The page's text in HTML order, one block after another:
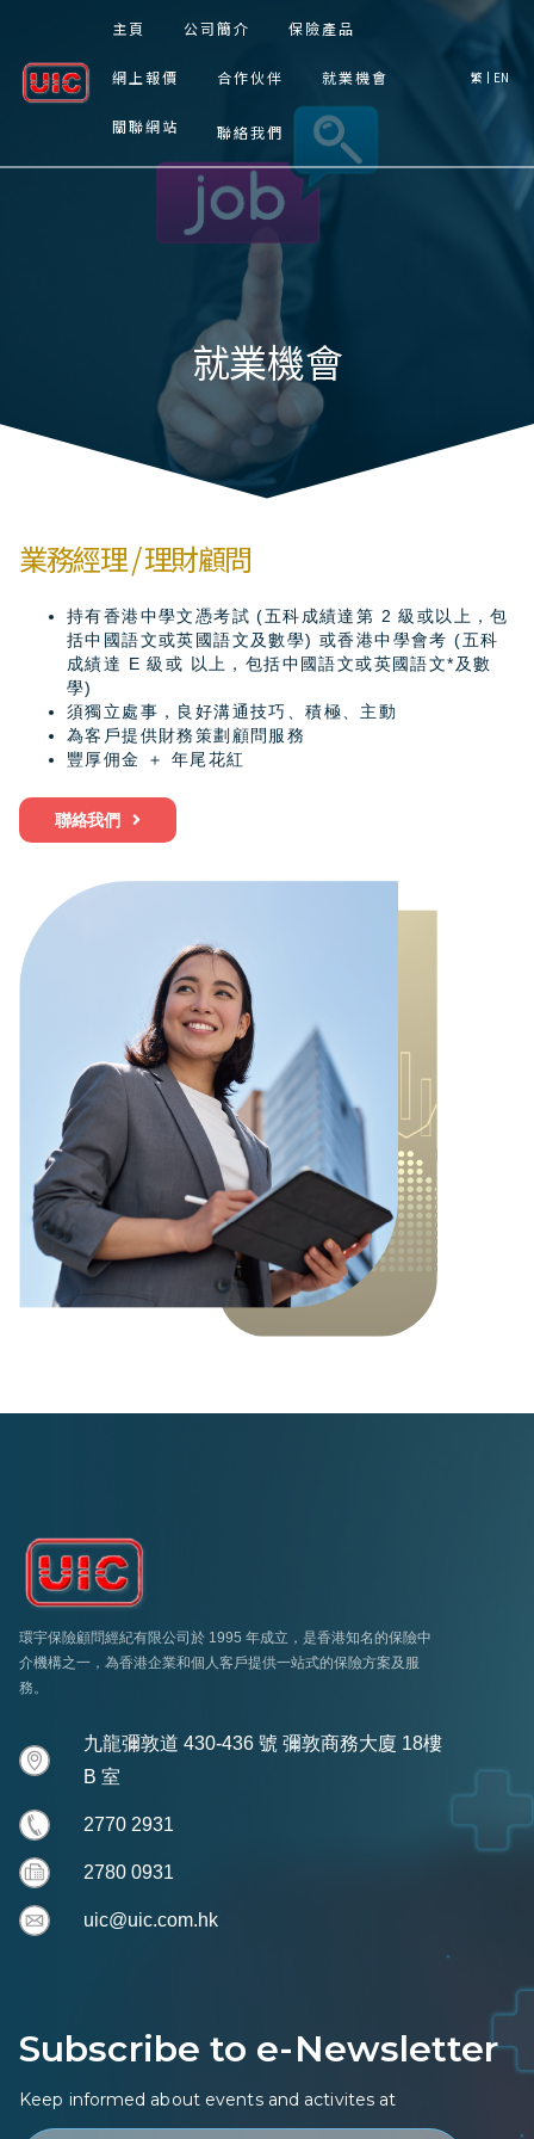
主頁 公司簡介 保險產品
網上報價 合作伙伴 就業機會
關聯網站 聯絡我們
繁 EN
就業機會
業務經理 / 理財顧問
持有香港中學文憑考試 (五科成績達第 2 級或以上，包
括中國語文或英國語文及數學) 或香港中學會考 (五科
成績達 E 級或 以上，包括中國語文或英國語文*及數
學)
須獨立處事，良好溝通技巧、積極、主動
為客戶提供財務策劃顧問服務
豐厚佣金 ＋ 年尾花紅
聯絡我們
環宇保險顧問經紀有限公司於 1995 年成立，是香港知名的保險中
介機構之一，為香港企業和個人客戶提供一站式的保險方案及服
務。
九龍彌敦道 430-436 號 彌敦商務大廈 18樓
B 室
2770 2931
2780 0931
uic@uic.com.hk
Subscribe to e-Newsletter
Keep informed about events and activites at